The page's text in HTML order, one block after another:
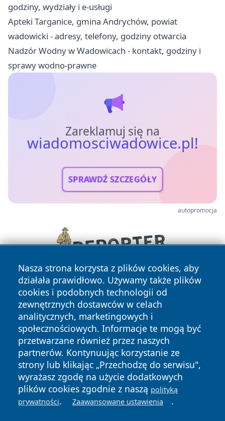
godziny, wydziały i e-usługi
Apteki Targanice, gmina Andrychów, powiat
wadowicki - adresy, telefony, godziny otwarcia
Nadzór Wodny w Wadowicach - kontakt, godziny i
sprawy wodno-prawne
Zareklamuj się na
wiadomosciwadowice.pl!
SPRAWDŹ SZCZEGÓŁY
autopromocja
Nasza strona korzysta z plików cookies, aby
działała prawidłowo. Używamy także plików
cookies i podobnych technologii od
zewnętrznych dostawców w celach
analitycznych, marketingowych i
społecznościowych. Informacje te mogą być
przetwarzane również przez naszych
partnerów. Kontynuując korzystanie ze
strony lub klikając „Przechodzę do serwisu",
wyrażasz zgodę na użycie dodatkowych
plików cookies zgodnie z naszą polityką
prywatności. Zaawansowane ustawienia .
Copyright © 2026 wiadomosciwadowice.pl Wszystkie prawa
zastrzeżone.
News Autorzy
Polityka
Prywatności
Polityka
Cookies